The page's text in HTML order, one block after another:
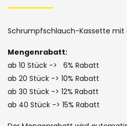
to
the
beginning
of
the
images
gallery
Schrumpfschlauch-Kassette mit
Mengenrabatt:
ab 10 Stück -> 6% Rabatt
ab 20 Stück -> 10% Rabatt
ab 30 Stück -> 12% Rabatt
ab 40 Stück -> 15% Rabatt